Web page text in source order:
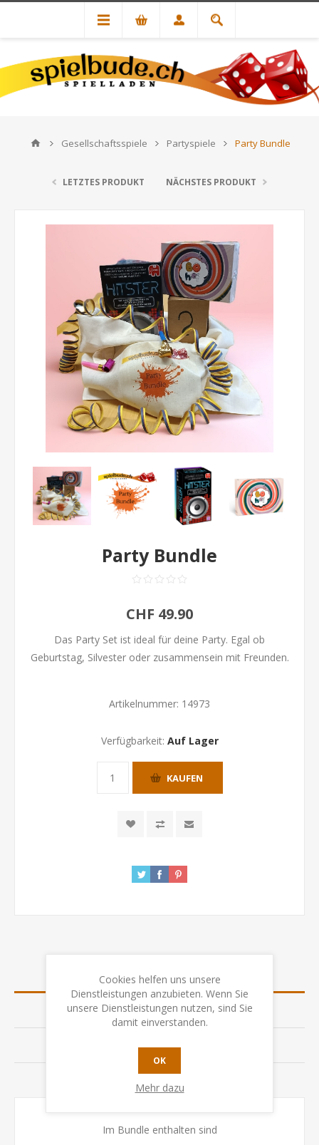
Gesellschaftsspiele Partyspiele Party Bundle
LETZTES PRODUKT NÄCHSTES PRODUKT
Party Bundle
CHF 49.90
Das Party Set ist ideal für deine Party. Egal ob
Geburtstag, Silvester oder zusammensein mit Freunden.
Artikelnummer: 14973
Verfügbarkeit: Auf Lager
KAUFEN
ÜBERSICHT
SPEZIFIKATION
BEWERTUNGEN
Im Bundle enthalten sind
Cookies helfen uns unsere
Dienstleistungen anzubieten. Wenn Sie
unsere Dienstleistungen nutzen, sind Sie
damit einverstanden.
OK
Mehr dazu